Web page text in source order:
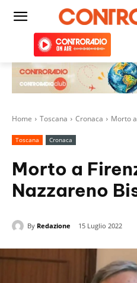
Home Toscana Cronaca Morto
Toscana Cronaca
Morto a
Nazzareno
By Redazione 15 Luglio 2022